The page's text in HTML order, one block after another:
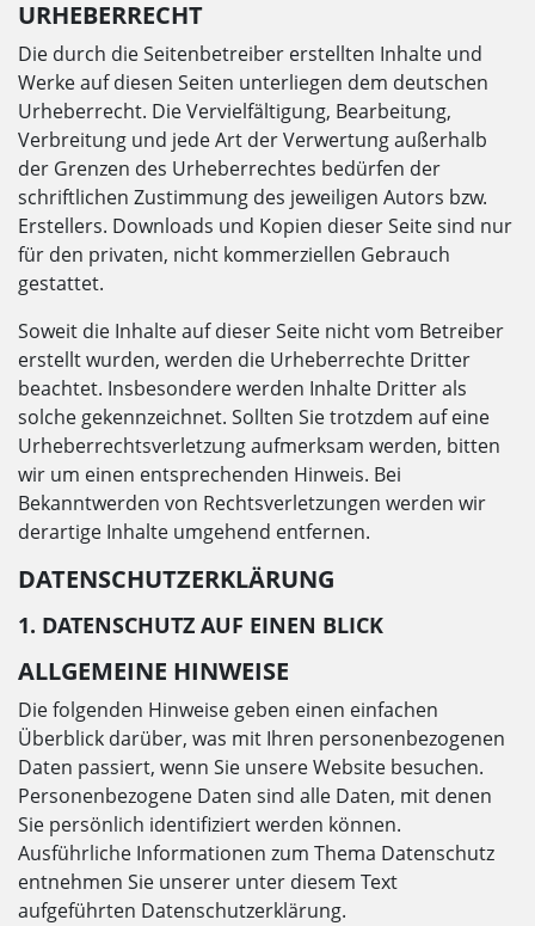
URHEBERRECHT
Die durch die Seitenbetreiber erstellten Inhalte und
Werke auf diesen Seiten unterliegen dem deutschen
Urheberrecht. Die Vervielfältigung, Bearbeitung,
Verbreitung und jede Art der Verwertung außerhalb
der Grenzen des Urheberrechtes bedürfen der
schriftlichen Zustimmung des jeweiligen Autors bzw.
Erstellers. Downloads und Kopien dieser Seite sind nur
für den privaten, nicht kommerziellen Gebrauch
gestattet.
Soweit die Inhalte auf dieser Seite nicht vom Betreiber
erstellt wurden, werden die Urheberrechte Dritter
beachtet. Insbesondere werden Inhalte Dritter als
solche gekennzeichnet. Sollten Sie trotzdem auf eine
Urheberrechtsverletzung aufmerksam werden, bitten
wir um einen entsprechenden Hinweis. Bei
Bekanntwerden von Rechtsverletzungen werden wir
derartige Inhalte umgehend entfernen.
DATENSCHUTZERKLÄRUNG
1. DATENSCHUTZ AUF EINEN BLICK
ALLGEMEINE HINWEISE
Die folgenden Hinweise geben einen einfachen
Überblick darüber, was mit Ihren personenbezogenen
Daten passiert, wenn Sie unsere Website besuchen.
Personenbezogene Daten sind alle Daten, mit denen
Sie persönlich identifiziert werden können.
Ausführliche Informationen zum Thema Datenschutz
entnehmen Sie unserer unter diesem Text
aufgeführten Datenschutzerklärung.